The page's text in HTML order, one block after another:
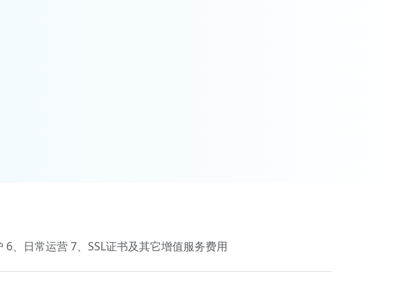
、日常运营 7、SSL证书及其它增值服务费用